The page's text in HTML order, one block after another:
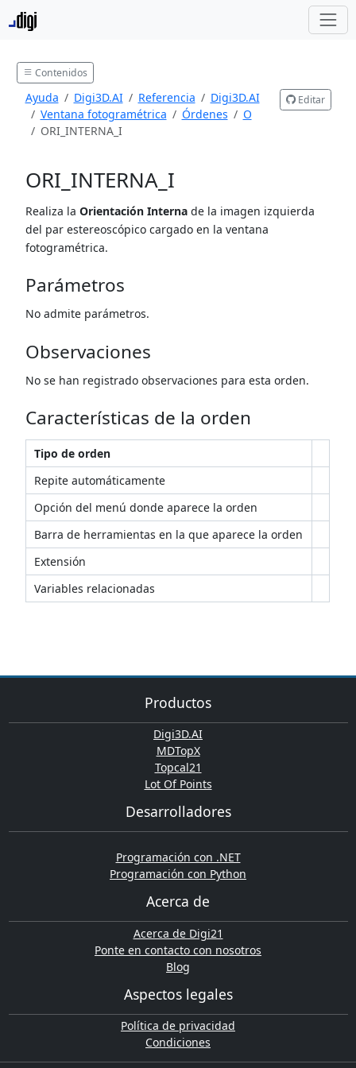
Contenidos
Ayuda Digi3D.AI Referencia
Digi3D.AI
Ventana fotogramétrica
Órdenes
O
ORI_INTERNA_I
Editar
ORI_INTERNA_I
Realiza la Orientación Internade la imagen izquierda
del par estereoscópico cargado en la ventana
fotogramétrica.
Parámetros
No admite parámetros.
Observaciones
No se han registrado observaciones para esta orden.
Características de la orden
Tipo de orden
Repite automáticamente
Opción del menú donde aparece la orden
Barra de herramientas en la que aparece la orden
Extensión
Variables relacionadas
Productos
Digi3D.AI
MDTopX
Topcal21
Lot Of Points
Desarrolladores
Programación con .NET
Programación con Python
Acerca de
Acerca de Digi21
Ponte en contacto con nosotros
Blog
Aspectos legales
Política de privacidad
Condiciones